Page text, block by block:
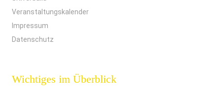
Veranstaltungskalender
Impressum
Datenschutz
Wichtiges im Überblick